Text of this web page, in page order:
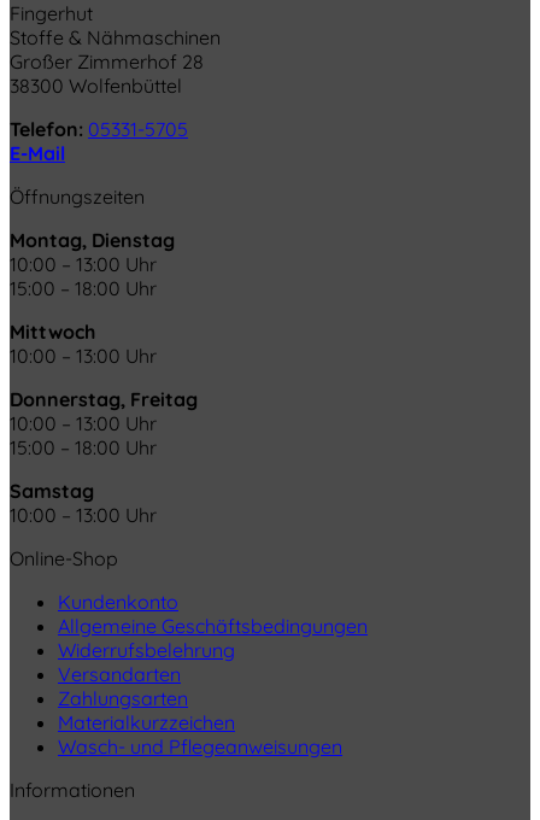
Fingerhut
Stoffe & Nähmaschinen
Großer Zimmerhof 28
38300 Wolfenbüttel
Telefon: 05331-5705
E-Mail
Öffnungszeiten
Montag, Dienstag
10:00 – 13:00 Uhr
15:00 – 18:00 Uhr
Mittwoch
10:00 – 13:00 Uhr
Donnerstag, Freitag
10:00 – 13:00 Uhr
15:00 – 18:00 Uhr
Samstag
10:00 – 13:00 Uhr
Online-Shop
Kundenkonto
Allgemeine Geschäftsbedingungen
Widerrufsbelehrung
Versandarten
Zahlungsarten
Materialkurzzeichen
Wasch- und Pflegeanweisungen
Informationen